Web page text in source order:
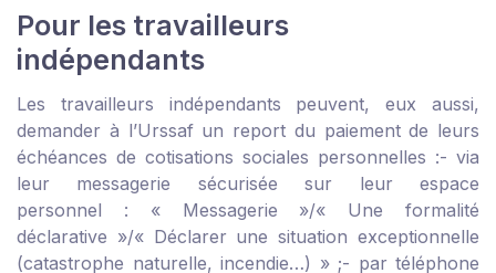
Pour les travailleurs
indépendants
Les travailleurs indépendants peuvent, eux aussi,
demander à l’Urssaf un report du paiement de leurs
échéances de cotisations sociales personnelles :- via
leur messagerie sécurisée sur leur espace
personnel : « Messagerie »/« Une formalité
déclarative »/« Déclarer une situation exceptionnelle
(catastrophe naturelle, incendie…) » ;- par téléphone